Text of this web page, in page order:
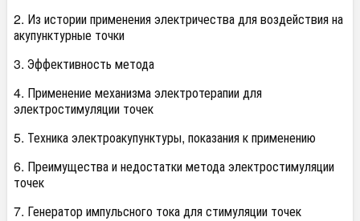
2. Из истории применения электричества для воздействия на
акупунктурные точки
3. Эффективность метода
4. Применение механизма электротерапии для
электростимуляции точек
5. Техника электроакупунктуры, показания к применению
6. Преимущества и недостатки метода электростимуляции
точек
7. Генератор импульсного тока для стимуляции точек